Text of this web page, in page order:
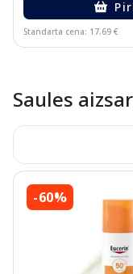
Standarta cena: 17.69 €
Saules
-60%